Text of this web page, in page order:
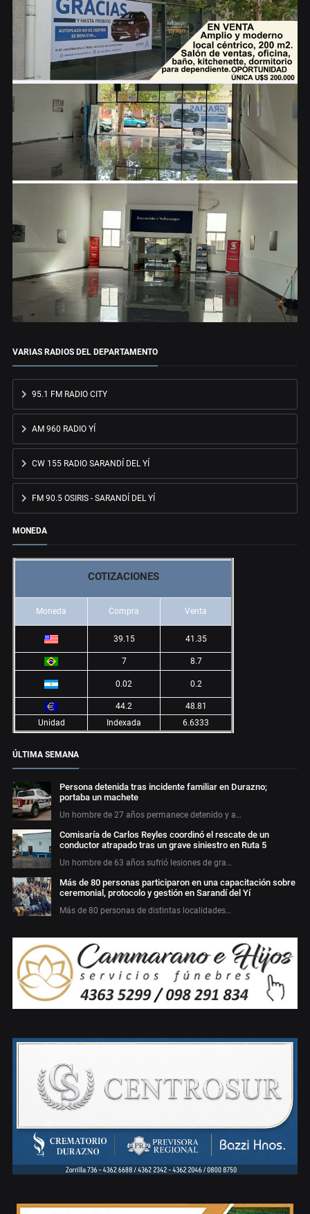
VARIAS RADIOS DEL DEPARTAMENTO
95.1 FM RADIO CITY
AM 960 RADIO YÍ
CW 155 RADIO SARANDÍ DEL YÍ
FM 90.5 OSIRIS - SARANDÍ DEL YÍ
MONEDA
COTIZACIONES
Moneda Compra Venta
39.15 41.35
7 8.7
0.02 0.2
44.2
48.81
Unidad
Indexada 6.6333
ÚLTIMA SEMANA
Persona detenida tras incidente familiar en Durazno;
portaba un machete
Un hombre de 27 años permanece detenido y a…
Comisaría de Carlos Reyles coordinó el rescate de un
conductor atrapado tras un grave siniestro en Ruta 5
Un hombre de 63 años sufrió lesiones de gra…
Más de 80 personas participaron en una capacitación sobre
ceremonial, protocolo y gestión en Sarandí del Yí
Más de 80 personas de distintas localidades…